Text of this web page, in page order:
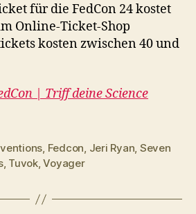
für die FedCon 24 kostet
Online-Ticket-Shop
kosten zwischen 40 und
| Triff deine Science
, Fedcon, Jeri Ryan, Seven
, Tuvok,Voyager